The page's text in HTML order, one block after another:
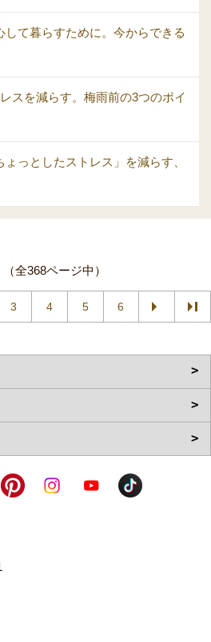
して暮らすために。今からできる
スを減らす。梅雨前の3つのポイ
ょっとしたストレス」を減らす、
全368ページ中）
3 4 5 6